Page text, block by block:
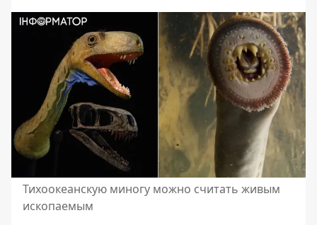
Тихоокеанскую миногу можно считать живым
ископаемым